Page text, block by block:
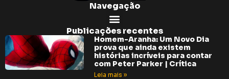
Navegação
Publicações recentes
Homem-Aranha: Um Novo Dia
prova que ainda existem
histórias incríveis para contar
com Peter Parker | Crítica
Leia mais »